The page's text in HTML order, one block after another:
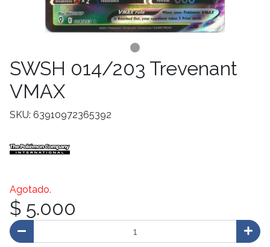
SWSH 014/203 Trevenant
VMAX
SKU: 63910972365392
Agotado.
$ 5.000